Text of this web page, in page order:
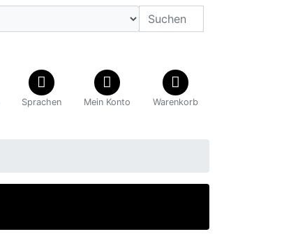
Sprachen Mein Konto Warenkorb